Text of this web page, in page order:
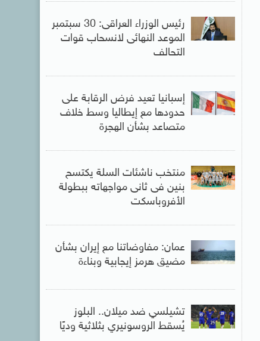
رئيس الوزراء العراقى: 30 سبتمبر
الموعد النهائى لانسحاب قوات
التحالف
إسبانيا تعيد فرض الرقابة على
حدودها مع إيطاليا وسط خلاف
متصاعد بشأن الهجرة
منتخب ناشئات السلة يكتسح
بنين فى ثانى مواجهاته ببطولة
الأفروباسكت
عمان: مفاوضاتنا مع إيران بشأن
مضيق هرمز إيجابية وبناءة
تشيلسي ضد ميلان.. البلوز
يُسقط الروسونيري بثلاثية وديًا